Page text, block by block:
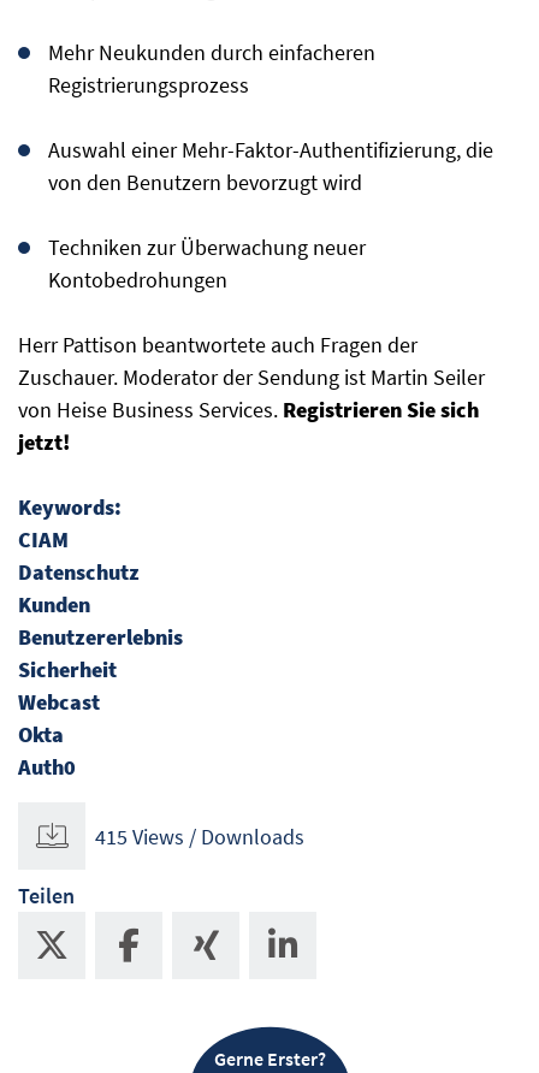
Mehr Neukunden durch einfacheren
Registrierungsprozess
Auswahl einer Mehr-Faktor-Authentifizierung, die
von den Benutzern bevorzugt wird
Techniken zur Überwachung neuer
Kontobedrohungen
Herr Pattison beantwortete auch Fragen der
Zuschauer. Moderator der Sendung ist Martin Seiler
von Heise Business Services. Registrieren Sie sich
jetzt!
Keywords:
CIAM
Datenschutz
Kunden
Benutzererlebnis
Sicherheit
Webcast
Okta
Auth0
415 Views / Downloads
Teilen
Gerne Erster?